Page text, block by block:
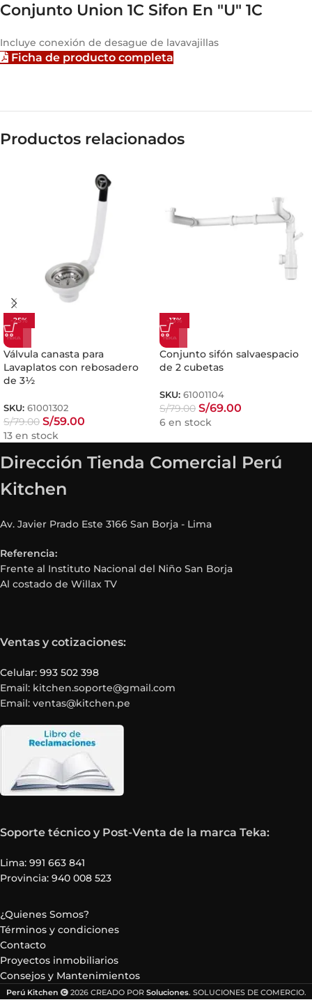
Conjunto Union 1C Sifon En "U" 1C
Incluye conexión de desague de lavavajillas
Ficha de producto completa
Productos relacionados
-25%
Válvula canasta para
Lavaplatos con rebosadero
de 3½
SKU: 61001302
S/79.00 S/59.00
13 en stock
-13%
Conjunto sifón salvaespacio
de 2 cubetas
SKU: 61001104
S/79.00 S/69.00
6 en stock
Dirección Tienda Comercial Perú
Kitchen
Av. Javier Prado Este 3166 San Borja - Lima
Referencia:
Frente al Instituto Nacional del Niño San Borja
Al costado de Willax TV
Ventas y cotizaciones:
Celular: 993 502 398
Email: kitchen.soporte@gmail.com
Email: ventas@kitchen.pe
Soporte técnico y Post-Venta de la marca Teka:
Lima: 991 663 841
Provincia: 940 008 523
¿Quienes Somos?
Términos y condiciones
Contacto
Proyectos inmobiliarios
Consejos y Mantenimientos
Perú Kitchen 2026 CREADO POR Soluciones. SOLUCIONES DE COMERCIO.